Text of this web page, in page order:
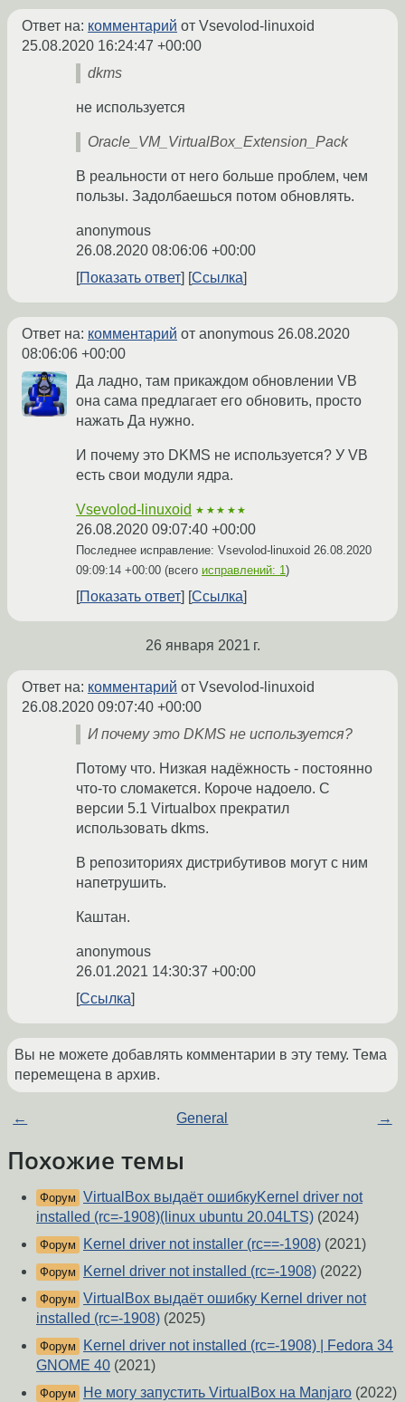
Ответ на: комментарий от Vsevolod-linuxoid
25.08.2020 16:24:47 +00:00
dkms
не используется
Oracle_VM_VirtualBox_Extension_Pack
В реальности от него больше проблем, чем
пользы. Задолбаешься потом обновлять.
anonymous
26.08.2020 08:06:06 +00:00
Показать ответ
Ссылка
Ответ на: комментарий от anonymous 26.08.2020
08:06:06 +00:00
Да ладно, там прикаждом обновлении VB
она сама предлагает его обновить, просто
нажать Да нужно.
И почему это DKMS не используется? У VB
есть свои модули ядра.
Vsevolod-linuxoid ★★★★★
26.08.2020 09:07:40 +00:00
Последнее исправление: Vsevolod-linuxoid 26.08.2020
09:09:14 +00:00 (всего исправлений: 1)
Показать ответ Ссылка
26 января 2021 г.
Ответ на: комментарий от Vsevolod-linuxoid
26.08.2020 09:07:40 +00:00
И почему это DKMS не используется?
Потому что. Низкая надёжность - постоянно
что-то сломакется. Короче надоело. С
версии 5.1 Virtualbox прекратил
использовать dkms.
В репозиториях дистрибутивов могут с ним
напетрушить.
Каштан.
anonymous
26.01.2021 14:30:37 +00:00
Ссылка
Вы не можете добавлять комментарии в эту тему. Тема
перемещена в архив.
← General →
Похожие темы
Форум VirtualBox выдаёт ошибкуKernel driver not
installed (rc=-1908)(linux ubuntu 20.04LTS) (2024)
Форум Kernel driver not installer (rc==-1908) (2021)
Форум Kernel driver not installed (rc=-1908) (2022)
Форум VirtualBox выдаёт ошибку Kernel driver not
installed (rc=-1908) (2025)
Форум
Kernel driver not installed (rc=-1908) | Fedora 34
GNOME 40 (2021)
Форум Не могу запустить VirtualBox на Manjaro (2022)